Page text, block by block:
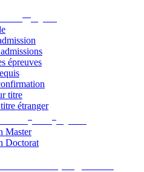
épreuves
titre
étranger
Master
Doctorat